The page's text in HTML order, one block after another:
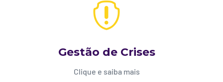

Gestão de Crises
Clique e saiba mais